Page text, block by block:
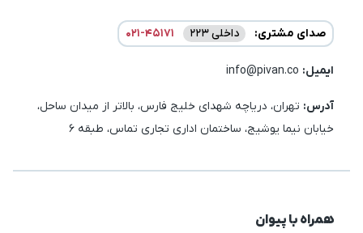
صدای مشتری: داخلی 223 021-45171
ایمیل:‌
آدرس: تهران، دریاچه شهدای خلیج فارس، بالاتر از میدان ساحل،
خیابان نیما یوشیج، ساختمان اداری تجاری تماس، طبقه 6
همراه با پیوان